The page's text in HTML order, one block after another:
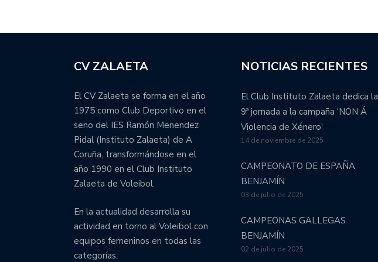
CV ZALAETA
El CV Zalaeta se forma en el año
1975 como Club Deportivo en el
seno del IES Ramón Menendez
Pidal (Instituto Zalaeta) de A
Coruña, transformándose en el
año 1990 en el Club Instituto
Zalaeta de Voleibol.
En la actualidad desarrolla su
actividad en torno al Voleibol con
equipos femeninos en todas las
categorías.
NOTICIAS RECIENTES
El Club Instituto Zalaeta dedica la
9ª jornada a la campaña ‘NON Á
Violencia de Xénero'
14 de noviembre de 2025
CAMPEONATO DE ESPAÑA
BENJAMÍN
03 de julio de 2025
CAMPEONAS GALLEGAS
BENJAMÍN
02 de julio de 2025